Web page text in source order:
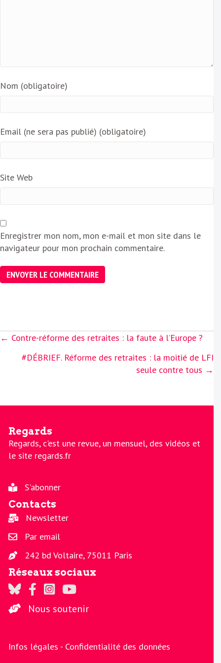
Nom (obligatoire)
Email (ne sera pas publié) (obligatoire)
Site Web
Enregistrer mon nom, mon e-mail et mon site dans le
navigateur pour mon prochain commentaire.
Posts
navigation
← Contre-réforme des retraites : la faute à l’Europe ?
#DÉBRIEF. Réforme des retraites : la moitié de LFI
seule contre tous →
Regards
Regards, c'est une revue, un mensuel, des vidéos et
le site regards.fr
S'abonner
Contacts
Newsletter
Par email
242 bd Voltaire, 75011 Paris
Réseaux sociaux
Regards sur Twitter
Regards sur Facebook
Regards sur Instagram
La chaine Regards sur Youtube
Nous soutenir
Infos légales - Confidentialité des données